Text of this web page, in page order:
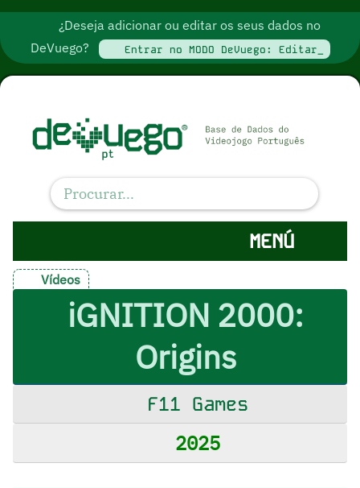
¿Deseja adicionar ou editar os seus dados no
DeVuego?
Entrar no MODO DeVuego: Editar_
MENÚ
Vídeos
iGNITION 2000:
Origins
F11 Games
2025